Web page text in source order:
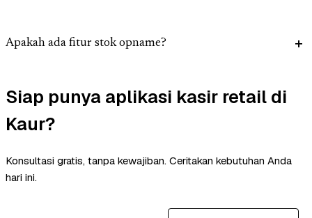
Apakah ada fitur stok opname?
Siap punya aplikasi kasir retail di
Kaur?
Konsultasi gratis, tanpa kewajiban. Ceritakan kebutuhan Anda
hari ini.